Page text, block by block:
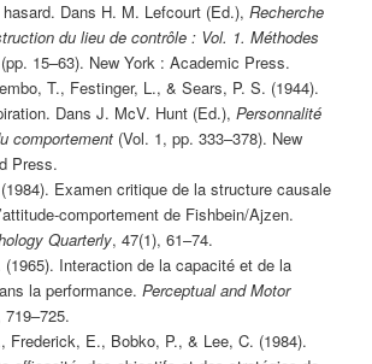
Dans H. M. Lefcourt (Ed.), Recherche
du lieu de contrôle : Vol. 1. Méthodes
15–63). New York : Academic Press.
T., Festinger, L., & Sears, P. S. (1944).
Dans J. McV. Hunt (Ed.), Personnalité
comportement(Vol. 1, pp. 333–378). New
Press.
Examen critique de la structure causale
comportement de Fishbein/Ajzen.
Quarterly, 47(1), 61–74.
Interaction de la capacité et de la
la performance. Perceptual and Motor
719–725.
Frederick, E., Bobko, P., & Lee, C. (1984).